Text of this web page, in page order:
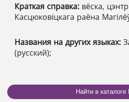
Краткая справка: вёска,
Касцюковіцкага раёна
Названия на других языках:
(русский);
Найти в